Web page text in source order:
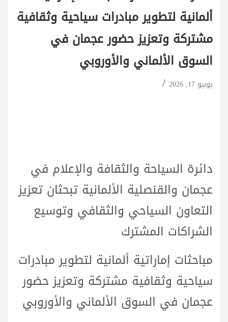
ألمانية لتطوير مبادرات سياحية وثقافية
مشتركة وتعزيز حضور عجمان في
السوق الألماني والأوروبي
يونيو 17, 2026
دائرة السياحة والثقافة والإعلام في
عجمان والقنصلية الألمانية تبحثان تعزيز
التعاون السياحي والثقافي وتوسيع
الشراكات المشترك
مباحثات إماراتية ألمانية لتطوير مبادرات
سياحية وثقافية مشتركة وتعزيز حضور
عجمان في السوق الألماني والأوروبي